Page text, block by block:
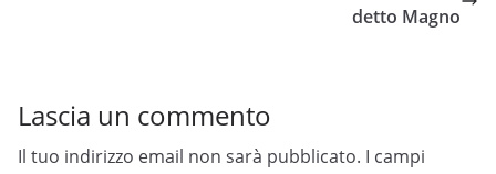
detto Magno
Lascia un commento
Il tuo indirizzo email non sarà pubblicato. I campi